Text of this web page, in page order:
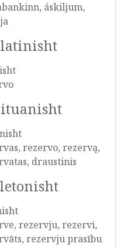
áskiljum,
latinisht
rezervo, rezervą,
draustinis
rezervju, rezervi,
rezervju prasību